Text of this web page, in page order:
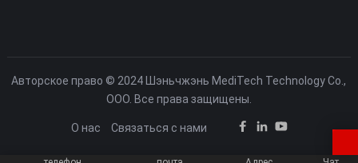
Авторское право © 2024 Шэньчжэнь MediTech Technology Co.,
ООО. Все права защищены.
О нас Связаться с нами